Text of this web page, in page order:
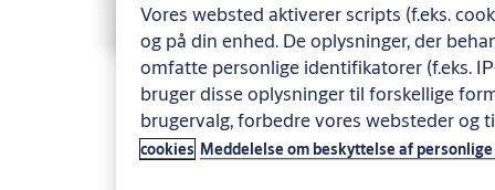
Vores websted aktiverer scripts (f.eks.
og på din enhed. De oplysninger, der
omfatte personlige identifikatorer (f.eks.
bruger disse oplysninger til forskellige
brugervalg, forbedre vores websteder
cookies Meddelelse om beskyttelse af